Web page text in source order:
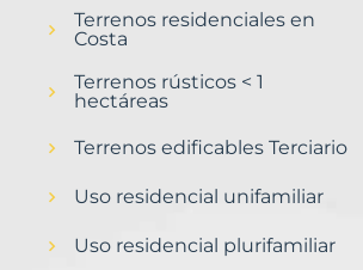
Terrenos residenciales en
Costa
Terrenos rústicos < 1
hectáreas
Terrenos edificables Terciario
Uso residencial unifamiliar
Uso residencial plurifamiliar